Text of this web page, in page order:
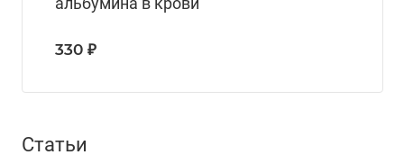
330 ₽
Статьи